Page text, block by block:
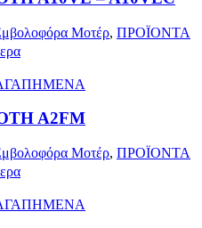
Μοτέρ, ΠΡΟΪΟΝΤΑ
A2FM
Μοτέρ, ΠΡΟΪΟΝΤΑ